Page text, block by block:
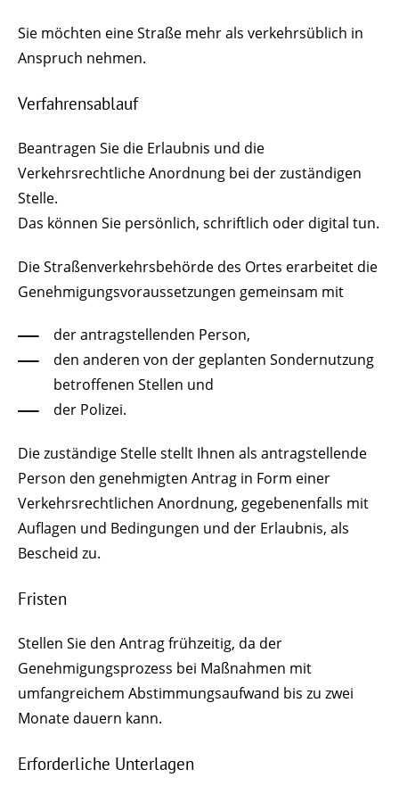
Sie möchten eine Straße mehr als verkehrsüblich in
Anspruch nehmen.
Verfahrensablauf
Beantragen Sie die Erlaubnis und die
Verkehrsrechtliche Anordnung bei der zuständigen
Stelle.
Das können Sie persönlich, schriftlich oder digital tun.
Die Straßenverkehrsbehörde des Ortes erarbeitet die
Genehmigungsvoraussetzungen gemeinsam mit
der antragstellenden Person,
den anderen von der geplanten Sondernutzung
betroffenen Stellen und
der Polizei.
Die zuständige Stelle stellt Ihnen als antragstellende
Person den genehmigten Antrag in Form einer
Verkehrsrechtlichen Anordnung, gegebenenfalls mit
Auflagen und Bedingungen und der Erlaubnis, als
Bescheid zu.
Fristen
Stellen Sie den Antrag frühzeitig, da der
Genehmigungsprozess bei Maßnahmen mit
umfangreichem Abstimmungsaufwand bis zu zwei
Monate dauern kann.
Erforderliche Unterlagen